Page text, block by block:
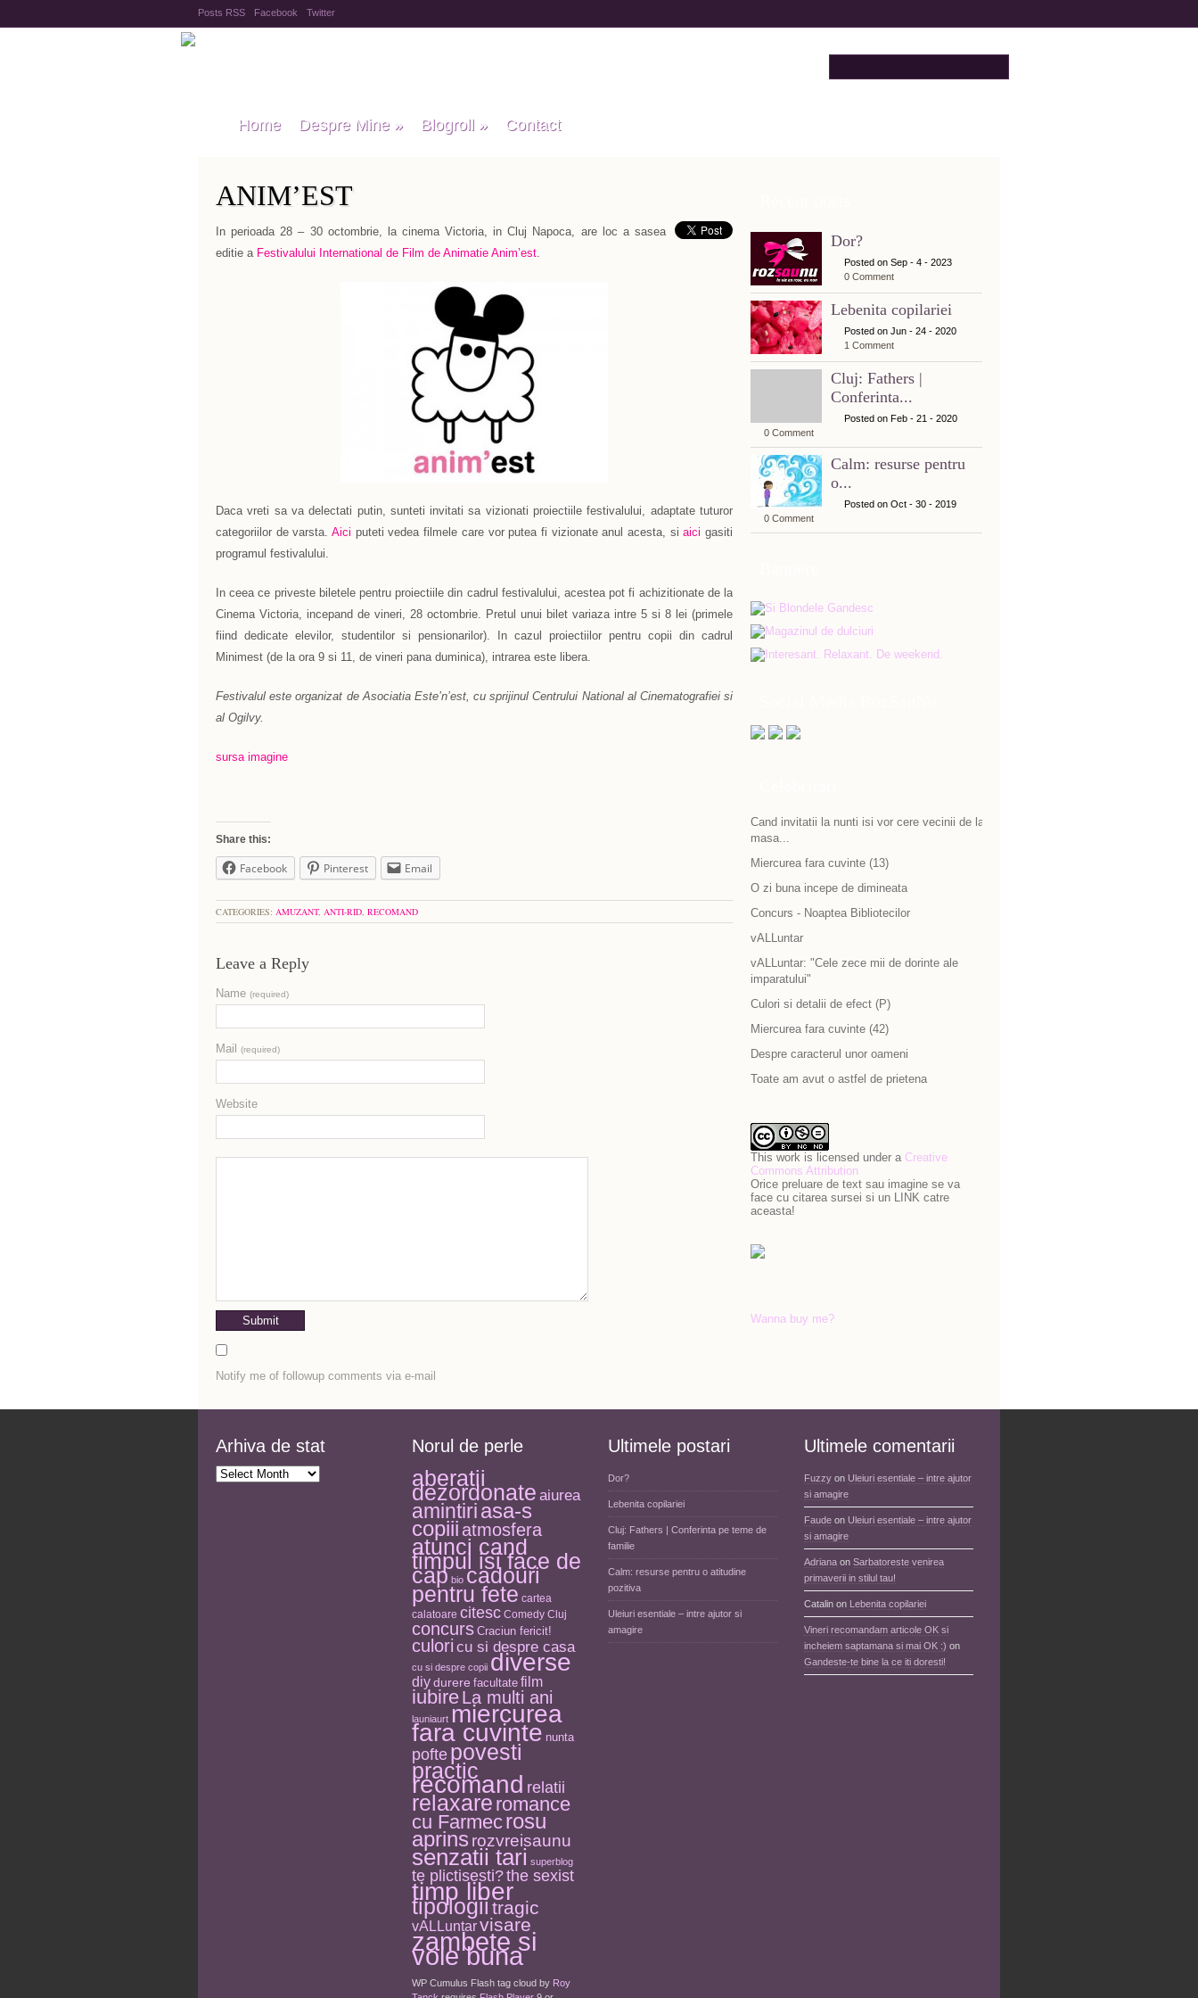
Posts RSS Facebook Twitter
Home Despre Mine» Blogroll » Contact
ANIM’EST
In perioada 28 – 30 octombrie, la cinema Victoria, in Cluj Napoca, are loc a sasea
editie a Festivalului International de Film de Animatie Anim’est.
Daca vreti sa va delectati putin, sunteti invitati sa vizionati proiectiile festivalului, adaptate tuturor
categoriilor de varsta.Aici puteti vedea filmele care vor putea fi vizionate anul acesta, siaici gasiti
programul festivalului.
In ceea ce priveste biletele pentru proiectiile din cadrul festivalului, acestea pot fi achizitionate de la
Cinema Victoria, incepand de vineri, 28 octombrie. Pretul unui bilet variaza intre 5 si 8 lei (primele
fiind dedicate elevilor, studentilor si pensionarilor). In cazul proiectiilor pentru copii din cadrul
Minimest (de la ora 9 si 11, de vineri pana duminica), intrarea este libera.
Festivalul este organizat de Asociatia Este’n’est, cu sprijinul Centrului National al Cinematografiei si
al Ogilvy.
sursa imagine
Share this:
Facebook Pinterest Email
CATEGORIES: AMUZANT, ANTI-RID, RECOMAND
Leave a Reply
Name (required)
Mail (required)
Website
Notify me of followup comments via e-mail
Dor?
Posted on Sep - 4 - 2023
0 Comment
Lebenita copilariei
Posted on Jun - 24 - 2020
1 Comment
Cluj: Fathers |
Conferinta...
Posted on Feb - 21 - 2020
0 Comment
Calm: resurse pentru
o...
Posted on Oct - 30 - 2019
0 Comment
Cand invitatii la nunti isi vor cere vecinii de la
masa...
Miercurea fara cuvinte (13)
O zi buna incepe de dimineata
Concurs - Noaptea Bibliotecilor
vALLuntar
vALLuntar: "Cele zece mii de dorinte ale
imparatului"
Culori si detalii de efect (P)
Miercurea fara cuvinte (42)
Despre caracterul unor oameni
Toate am avut o astfel de prietena
This work is licensed under a Creative
Commons Attribution
Orice preluare de text sau imagine se va
face cu citarea sursei si un LINK catre
aceasta!
Wanna buy me?
Arhiva de stat
Arhiva
de
Norul de perle
aberatii
dezordonate aiurea
amintiriasa-s
copiii atmosfera
atunci cand
timpul isi face de
cap bio cadouri
pentru fete cartea
calatoare citesc Comedy Cluj
concurs Craciun fericit!
culori cu si despre casa
cu si despre copii diverse
diydurere facultate film
iubireLa multi ani
launiaurt miercurea
fara cuvinte nunta
pofte povesti
practic
recomand relatii
relaxare romance
cu Farmecrosu
aprins rozvreisaunu
senzatii tari superblog
te plictisesti?the sexist
timp liber
tipologiitragic
vALLuntarvisare
zambete si
voie buna
WP Cumulus Flash tag cloud by Roy
Ultimele postari
Dor?
Lebenita copilariei
Cluj: Fathers | Conferinta pe teme de
familie
Calm: resurse pentru o atitudine
pozitiva
Uleiuri esentiale – intre ajutor si
amagire
Ultimele comentarii
Fuzzy on Uleiuri esentiale – intre ajutor
si amagire
Faude on Uleiuri esentiale – intre ajutor
si amagire
Adriana on Sarbatoreste venirea
primaverii in stilul tau!
Catalin on Lebenita copilariei
Vineri recomandam articole OK si
incheiem saptamana si mai OK :) on
Gandeste-te bine la ce iti doresti!